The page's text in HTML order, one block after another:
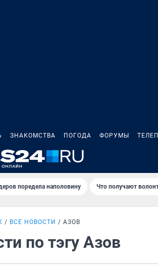
ЗНАКОМСТВА ПОГОДА ФОРУМЫ
поредела наполовину Что получают
ВСЕ НОВОСТИ АЗОВ
по тэгу Азов